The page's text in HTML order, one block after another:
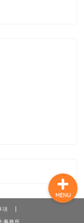
項
事務所
MENU
づく表